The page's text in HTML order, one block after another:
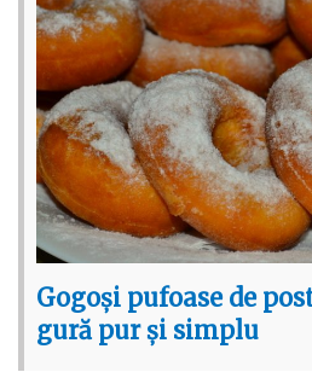
Gogoși pufoase de
gură pur și simplu